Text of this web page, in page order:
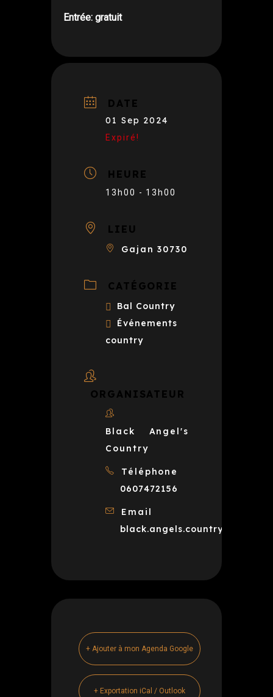
Entrée: gratuit
DATE
01 Sep 2024
Expiré!
HEURE
13h00 - 13h00
LIEU
Gajan 30730
CATÉGORIE
Bal Country
Événements
country
ORGANISATEUR
Black Angel's
Country
Téléphone
0607472156
Email
+ Ajouter à mon Agenda Google
+ Exportation iCal / Outlook